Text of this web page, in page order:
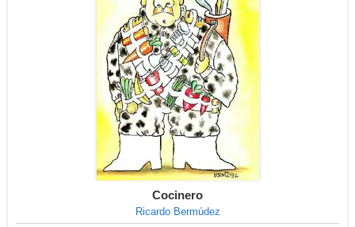
Cocinero
Ricardo Bermúdez